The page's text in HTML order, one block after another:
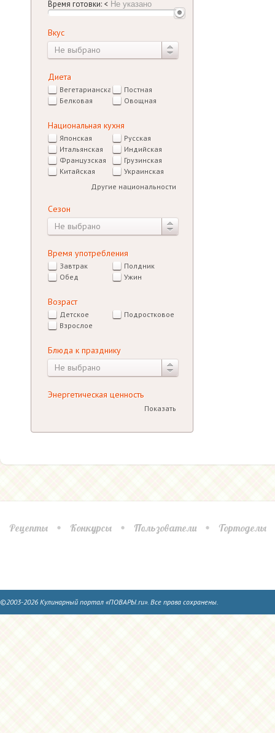
Время готовки: <
Вкус
Не выбрано
Диета
Вегетарианская
Постная
Белковая
Овощная
Национальная кухня
Японская
Русская
Итальянская
Индийская
Французская
Грузинская
Китайская
Украинская
Другие национальности
Сезон
Не выбрано
Время употребления
Завтрак
Полдник
Обед
Ужин
Возраст
Детское
Подростковое
Взрослое
Блюда к празднику
Не выбрано
Энергетическая ценность
Показать
Рецепты Конкурсы Пользователи Тортоделы
©2003-2026 Кулинарный портал «ПОВАРЫ.ru». Все права сохранены.